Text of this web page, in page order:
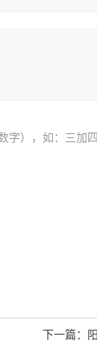
字），如：三加
下一篇：